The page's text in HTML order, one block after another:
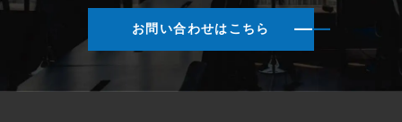
お問い合わせはこちら